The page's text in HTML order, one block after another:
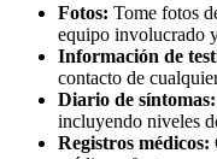
Fotos: Tome fotos
equipo involucrado
Información de
contacto de
Diario de síntomas:
incluyendo niveles
Registros médicos: